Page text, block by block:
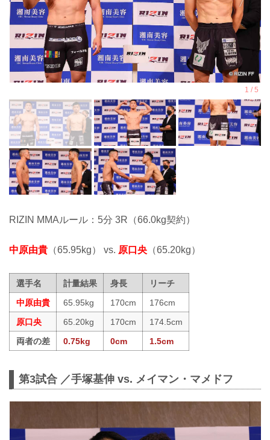
RIZIN MMAルール：5分 3R（66.0kg契約）
中原由貴 （65.95kg） vs. 原口央 （65.20kg）
選手名 計量結果 身長
リーチ
中原由貴
65.95kg 170cm
176cm
原口央
65.20kg 170cm
174.5cm
両者の差
0.75kg 0cm 1.5cm
第3試合 ／手塚基伸 vs. メイマン・マメドフ